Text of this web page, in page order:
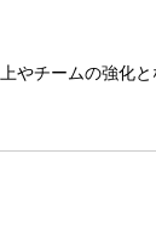
やチームの強化